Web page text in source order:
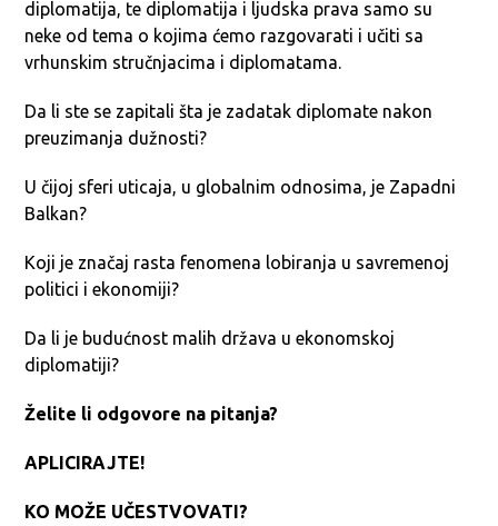
diplomatija, te diplomatija i ljudska prava samo su
neke od tema o kojima ćemo razgovarati i učiti sa
vrhunskim stručnjacima i diplomatama.
Da li ste se zapitali šta je zadatak diplomate nakon
preuzimanja dužnosti?
U čijoj sferi uticaja, u globalnim odnosima, je Zapadni
Balkan?
Koji je značaj rasta fenomena lobiranja u savremenoj
politici i ekonomiji?
Da li je budućnost malih država u ekonomskoj
diplomatiji?
Želite li odgovore na pitanja?
APLICIRAJTE!
KO MOŽE UČESTVOVATI?